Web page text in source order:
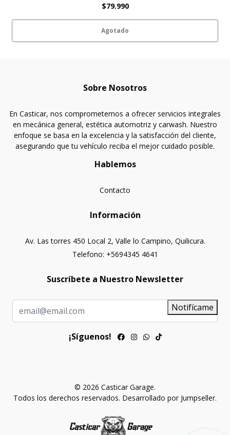
$79.990
Agotado
Sobre Nosotros
En Casticar, nos comprometemos a ofrecer servicios integrales
en mecánica general, estética automotriz y carwash. Nuestro
enfoque se basa en la excelencia y la satisfacción del cliente,
asegurando que tu vehículo reciba el mejor cuidado posible.
Hablemos
Contacto
Información
Av. Las torres 450 Local 2, Valle lo Campino, Quilicura.
Telefono: +5694345 4641
Suscríbete a Nuestro Newsletter
Notifícame
¡Síguenos!
© 2026 Casticar Garage.
Todos los derechos reservados. Desarrollado por Jumpseller.